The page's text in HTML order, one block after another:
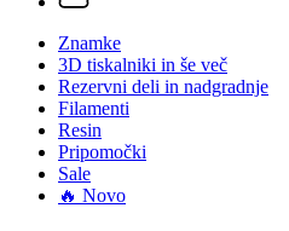
Znamke
3D tiskalniki in še več
Rezervni deli in nadgradnje
Filamenti
Resin
Pripomočki
Sale
🔥 Novo